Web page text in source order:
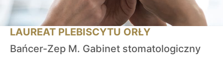
LAUREAT PLEBISCYTU ORŁY
Bańcer-Zep M. Gabinet stomatologiczny